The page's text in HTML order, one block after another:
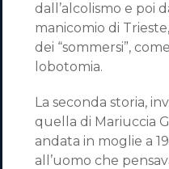
dall’alcolismo e poi
manicomio di
dei “sommersi”,
lobotomia.
La seconda storia,
quella di Mariuccia
andata in moglie a
all’uomo che